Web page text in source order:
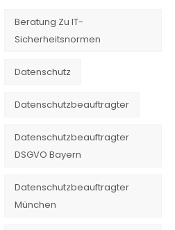
Beratung Zu IT-
Sicherheitsnormen
Datenschutz
Datenschutzbeauftragter
Datenschutzbeauftragter
DSGVO Bayern
Datenschutzbeauftragter
München